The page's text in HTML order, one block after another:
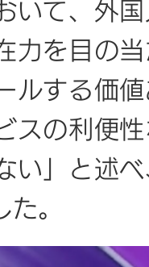
いて、外
力を目の
ルする価
スの利便
い」と述
。